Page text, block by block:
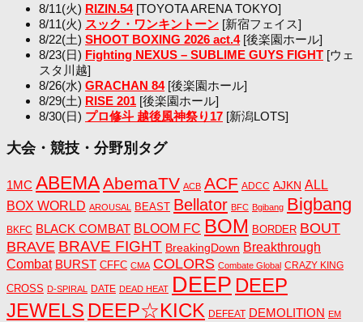
8/11(火) RIZIN.54[TOYOTA ARENA TOKYO]
8/11(火) スック・ワンキントーン [新宿フェイス]
8/22(土) SHOOT BOXING 2026 act.4[後楽園ホール]
8/23(日) Fighting NEXUS – SUBLIME GUYS FIGHT [ウェ
スタ川越]
8/26(水) GRACHAN 84[後楽園ホール]
8/29(土) RISE 201 [後楽園ホール]
8/30(日) プロ修斗 越後風神祭り17 [新潟LOTS]
大会・競技・分野別タグ
1MC ABEMAAbemaTV ACB ACF ADCC AJKN ALL
BOX WORLD AROUSAL BEAST Bellator BFC Bgibang Bigbang
BKFC BLACK COMBAT BLOOM FC BOM BORDER BOUT
BRAVE BRAVE FIGHT BreakingDown Breakthrough
Combat BURST CFFC CMA COLORS Combate Global CRAZY KING
CROSS D-SPIRAL DATE DEAD HEAT DEEP DEEP
JEWELS DEEP☆KICK DEFEAT DEMOLITION EM